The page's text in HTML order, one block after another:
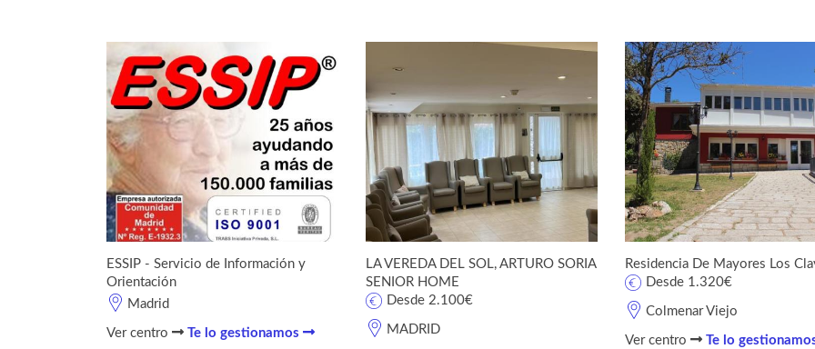
ESSIP - Servicio de Información y
Orientación
Madrid
Ver centro Te lo gestionamos
LA VEREDA DEL SOL, ARTURO SORIA
SENIOR HOME
MADRID
Desde 2.100€
Residencia De Mayores Los
Colmenar Viejo
Desde 1.320€
Ver centro Te lo